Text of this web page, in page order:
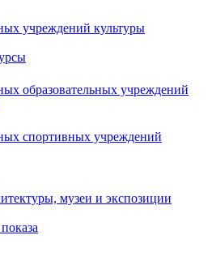
учреждений культуры
образовательных учреждений
спортивных учреждений
музеи и экспозиции